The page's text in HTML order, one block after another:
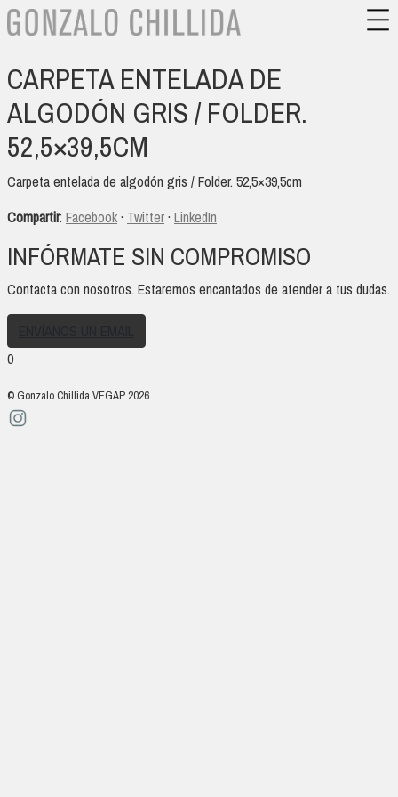
CARPETA ENTELADA DE
ALGODÓN GRIS / FOLDER.
52,5×39,5CM
Carpeta entelada de algodón gris / Folder. 52,5×39,5cm
Compartir: Facebook· Twitter· LinkedIn
INFÓRMATE SIN COMPROMISO
Contacta con nosotros. Estaremos encantados de atender a tus dudas.
0
© Gonzalo Chillida VEGAP 2026